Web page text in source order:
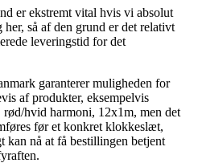
er ekstremt vital hvis vi absolut
så af den grund er det relativt
leveringstid for det
garanterer muligheden for
af produkter, eksempelvis
hvid harmoni, 12x1m, men det
før et konkret klokkeslæt,
kan nå at få bestillingen betjent